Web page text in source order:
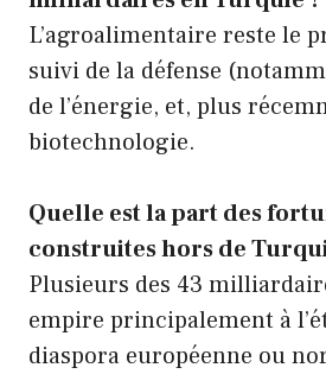
L’agroalimentaire reste le
suivi de la défense
de l’énergie, et, plus
biotechnologie.
Quelle est la part des
construites hors de
Plusieurs des 43
empire principalement à
diaspora européenne ou